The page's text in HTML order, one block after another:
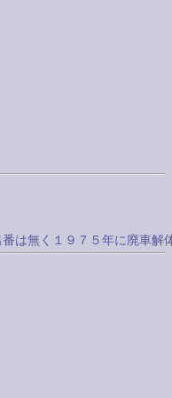
は無く１９７５年に廃車解